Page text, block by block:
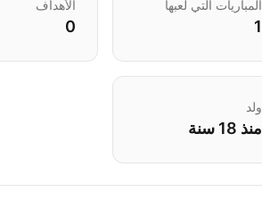
المباريات التي لعبها
1
الأهداف
0
ولد
منذ 18 سنة